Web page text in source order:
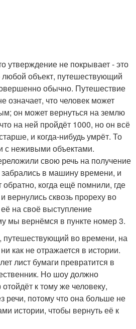
утверждение не покрывает - это
любой объект, путешествующий
обычно. Путешествие
означает, что человек может
он может вернуться на землю
на ней пройдёт 1000, но он всё
и когда-нибудь умрёт. То
с неживыми объектами.
свою речь на получение
в машину времени, и
когда ещё помнили, где
вернулись сквозь прореху во
на своё выступление
мы вернёмся в пункте номер 3.
путешествующий во времени, на
как не отражается в истории.
лист бумаги превратится в
Но шоу должно
к тому же человеку,
речи, потому что она больше не
истории, чтобы вернуть её к